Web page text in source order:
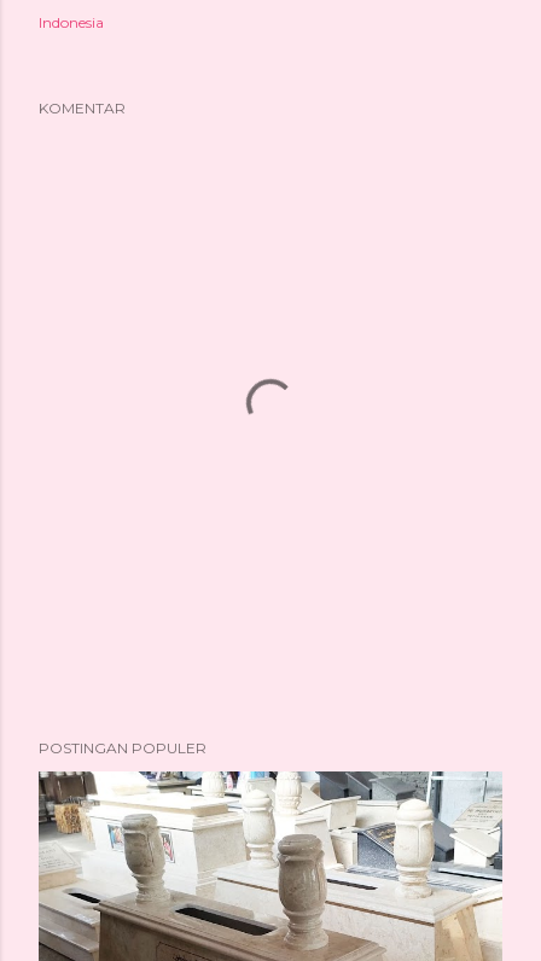
Indonesia
KOMENTAR
POSTINGAN POPULER